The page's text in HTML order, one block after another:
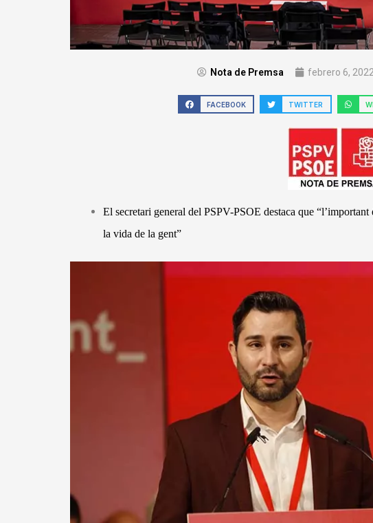
Nota de Premsa febrero 6, 2022
FACEBOOK TWITTER
El secretari general del PSPV-PSOE destaca que “l’important
la vida de la gent”